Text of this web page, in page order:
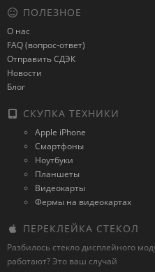
ПОЛЕЗНОЕ
О нас
FAQ (вопрос-ответ)
Отправить СДЭК
Новости
Блог
СКУПКА ТЕХНИКИ
Apple iPhone
Смартфоны
Ноутбуки
Планшеты
Видеокарты
Фермы на видеокартах
ПЕРЕКЛЕЙКА СТЕКОЛ
Разбилось стекло дисплейного
работают? Это ваш случай